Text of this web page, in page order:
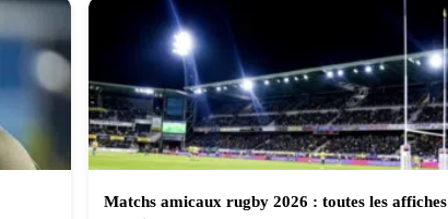
Matchs amicaux rugby 2026 : toutes les affiches